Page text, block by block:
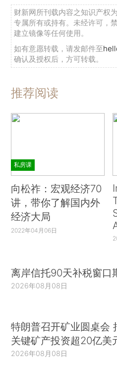
财新网所刊载内容之知识产权
专属所有或持有。未经许可，
建立镜像等任何使用。
如有意愿转载，请发邮件至
确认及授权后，方可转载。
推荐阅读
私房课
向松祚：宏观经济70
讲，带你了解国内外
经济大局
2022年04月06日
离岸信托90天补税窗口
2026年08月08日
特朗普召开矿业圆桌会
关键矿产投资超20亿美
2026年08月08日